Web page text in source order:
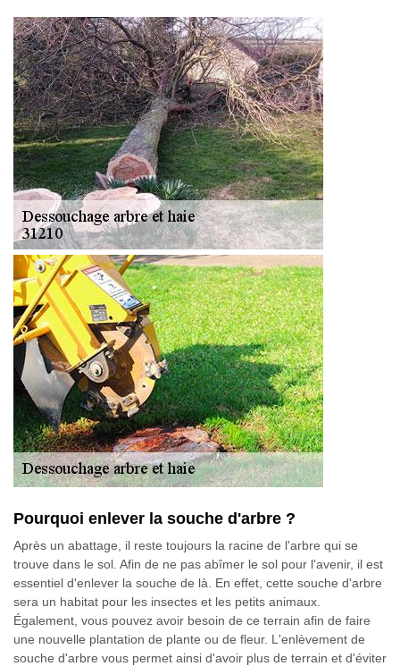
Pourquoi enlever la souche d'arbre ?
Après un abattage, il reste toujours la racine de l'arbre qui se
trouve dans le sol. Afin de ne pas abîmer le sol pour l'avenir, il est
essentiel d'enlever la souche de là. En effet, cette souche d'arbre
sera un habitat pour les insectes et les petits animaux.
Également, vous pouvez avoir besoin de ce terrain afin de faire
une nouvelle plantation de plante ou de fleur. L'enlèvement de
souche d'arbre vous permet ainsi d'avoir plus de terrain et d'éviter